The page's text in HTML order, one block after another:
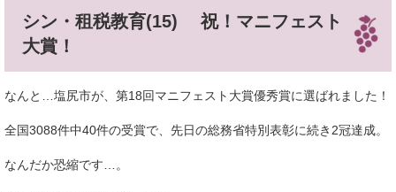
シン・租税教育(15) 祝！マニフェスト
大賞！
なんと…塩尻市が、第18回マニフェスト大賞優秀賞に選ばれました！
全国3088件中40件の受賞で、先日の総務省特別表彰に続き2冠達成。
なんだか恐縮です…。